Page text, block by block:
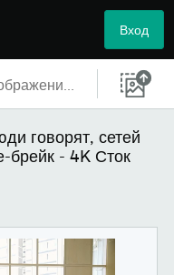
Вход
говорят, сетей
брейк - 4K Сток